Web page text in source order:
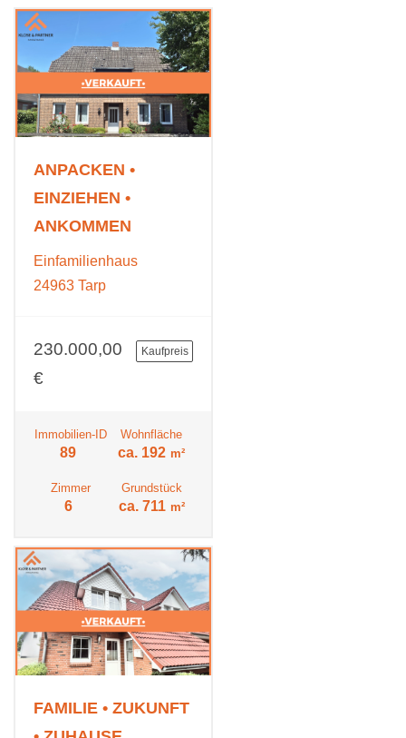
ANPACKEN •
EINZIEHEN •
ANKOMMEN
Einfamilienhaus
24963 Tarp
230.000,00
€
Kaufpreis
Immobilien-ID
89
Wohnfläche
ca. 192 m²
Zimmer
6
Grundstück
ca. 711 m²
FAMILIE • ZUKUNFT